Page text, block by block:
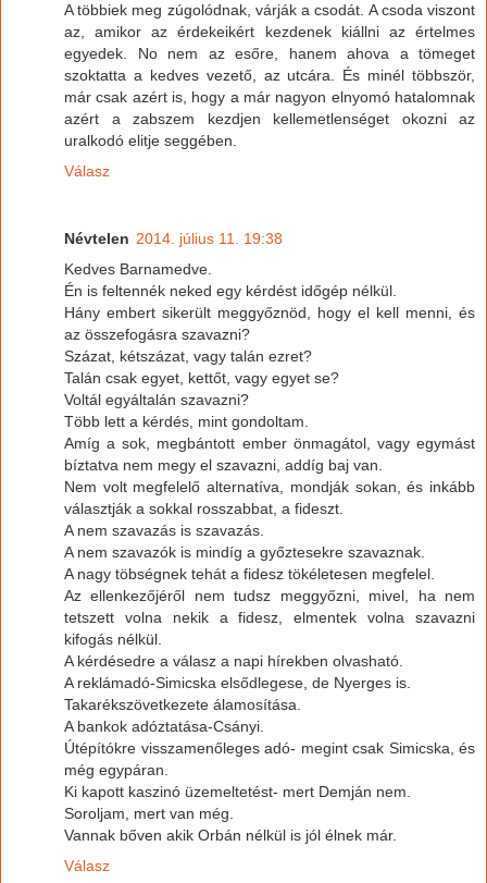
A többiek meg zúgolódnak, várják a csodát. A csoda viszont
az, amikor az érdekeikért kezdenek kiállni az értelmes
egyedek. No nem az esőre, hanem ahova a tömeget
szoktatta a kedves vezető, az utcára. És minél többször,
már csak azért is, hogy a már nagyon elnyomó hatalomnak
azért a zabszem kezdjen kellemetlenséget okozni az
uralkodó elitje seggében.
Válasz
Névtelen 2014. július 11. 19:38
Kedves Barnamedve.
Én is feltennék neked egy kérdést időgép nélkül.
Hány embert sikerült meggyőznöd, hogy el kell menni, és
az összefogásra szavazni?
Százat, kétszázat, vagy talán ezret?
Talán csak egyet, kettőt, vagy egyet se?
Voltál egyáltalán szavazni?
Több lett a kérdés, mint gondoltam.
Amíg a sok, megbántott ember önmagátol, vagy egymást
bíztatva nem megy el szavazni, addíg baj van.
Nem volt megfelelő alternatíva, mondják sokan, és inkább
választják a sokkal rosszabbat, a fideszt.
A nem szavazás is szavazás.
A nem szavazók is mindíg a győztesekre szavaznak.
A nagy töbségnek tehát a fidesz tökéletesen megfelel.
Az ellenkezőjéről nem tudsz meggyőzni, mivel, ha nem
tetszett volna nekik a fidesz, elmentek volna szavazni
kifogás nélkül.
A kérdésedre a válasz a napi hírekben olvasható.
A reklámadó-Simicska elsődlegese, de Nyerges is.
Takarékszövetkezete álamosítása.
A bankok adóztatása-Csányi.
Útépítókre visszamenőleges adó- megint csak Simicska, és
még egypáran.
Ki kapott kaszinó üzemeltetést- mert Demján nem.
Soroljam, mert van még.
Vannak bőven akik Orbán nélkül is jól élnek már.
Válasz